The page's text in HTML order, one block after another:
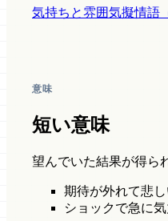
気持ちと雰囲気擬情語
意味
短い意味
望んでいた結果が得ら
期待が外れて悲し
ショックで急に